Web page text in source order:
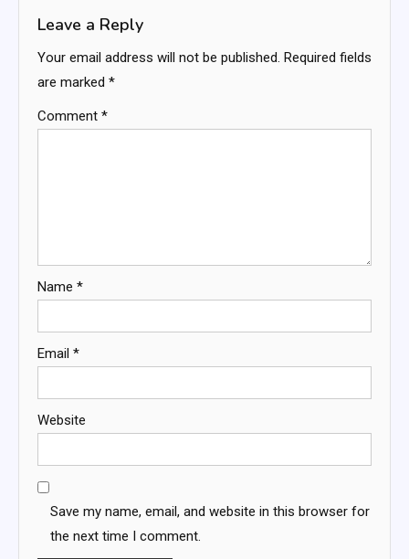
Leave a Reply
Your email address will not be published. Required fields
are marked *
Comment *
Name *
Email *
Website
Save my name, email, and website in this browser for
the next time I comment.